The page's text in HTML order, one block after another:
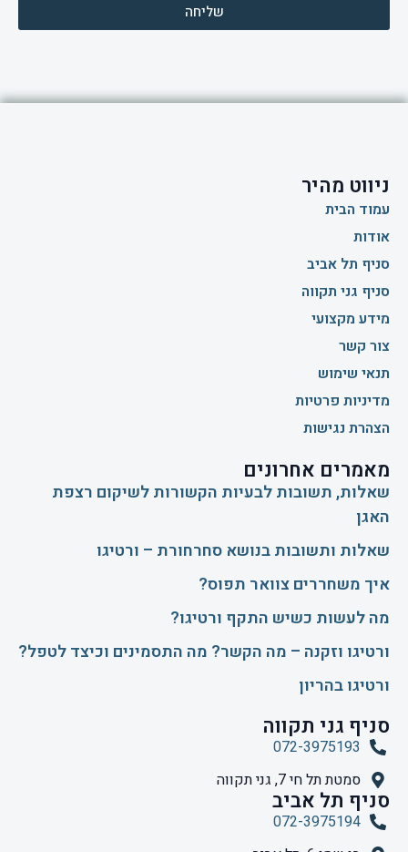
שליחה
ניווט מהיר
עמוד הבית
אודות
סניף תל אביב
סניף גני תקווה
מידע מקצועי
צור קשר
תנאי שימוש
מדיניות פרטיות
הצהרת נגישות
מאמרים אחרונים
שאלות, תשובות לבעיות הקשורות לשיקום רצפת
האגן
שאלות ותשובות בנושא סחרחורת – ורטיגו
איך משחררים צוואר תפוס?
​מה לעשות כשיש התקף ורטיגו?
ורטיגו וזקנה – מה הקשר? מה התסמינים וכיצד לטפל?
ורטיגו בהריון
סניף גני תקווה
072-3975193
סמטת תל חי 7, גני תקווה
סניף תל אביב
072-3975194